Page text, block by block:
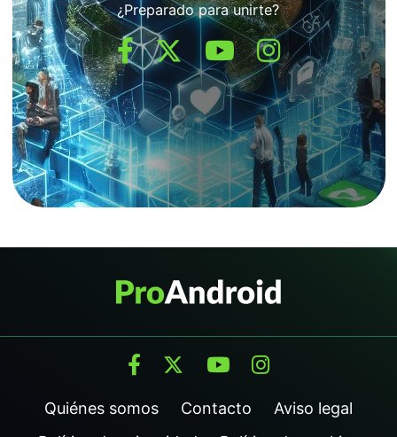
¿Preparado para unirte?
Quiénes somos Contacto
Aviso legal